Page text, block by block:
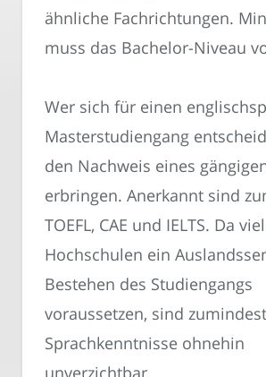
ähnliche Fachrichtungen.
muss das Bachelor-Niveau
Wer sich für einen
Masterstudiengang
den Nachweis eines
erbringen. Anerkannt sind
TOEFL, CAE und IELTS. Da
Hochschulen ein
Bestehen des Studiengangs
voraussetzen, sind
Sprachkenntnisse ohnehin
unverzichtbar.